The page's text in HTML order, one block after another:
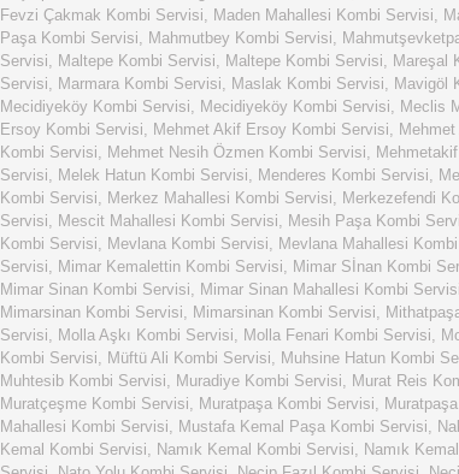
Fevzi Çakmak Kombi Servisi, Maden Mahallesi Kombi Servisi,
Paşa Kombi Servisi, Mahmutbey Kombi Servisi,
Servisi, Maltepe Kombi Servisi, Maltepe Kombi Servisi, Mareşal
Servisi, Marmara Kombi Servisi, Maslak Kombi Servisi, Mavigöl
Mecidiyeköy Kombi Servisi, Mecidiyeköy Kombi Servisi, Meclis
Ersoy Kombi Servisi, Mehmet Akif Ersoy Kombi Servisi,
Kombi Servisi, Mehmet Nesih Özmen Kombi Servisi,
Servisi, Melek Hatun Kombi Servisi, Menderes Kombi Servisi,
Kombi Servisi, Merkez Mahallesi Kombi Servisi, Merkezefendi
Servisi, Mescit Mahallesi Kombi Servisi, Mesih Paşa Kombi
Kombi Servisi, Mevlana Kombi Servisi, Mevlana Mahallesi
Servisi, Mimar Kemalettin Kombi Servisi, Mimar Sİnan Kombi
Mimar Sinan Kombi Servisi, Mimar Sinan Mahallesi Kombi Servisi
Mimarsinan Kombi Servisi, Mimarsinan Kombi Servisi,
Servisi, Molla Aşkı Kombi Servisi, Molla Fenari Kombi Servisi,
Kombi Servisi, Müftü Ali Kombi Servisi, Muhsine Hatun Kombi
Muhtesib Kombi Servisi, Muradiye Kombi Servisi, Murat Reis
Muratçeşme Kombi Servisi, Muratpaşa Kombi Servisi,
Mahallesi Kombi Servisi, Mustafa Kemal Paşa Kombi Servisi,
Kemal Kombi Servisi, Namık Kemal Kombi Servisi, Namık